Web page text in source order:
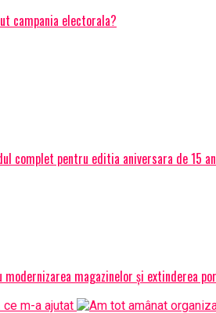
campania electorala?
complet pentru editia aniversara de 15
magazinelor și extinderea